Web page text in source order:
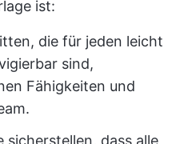
ist:
die für jeden leicht
sind,
Fähigkeiten und